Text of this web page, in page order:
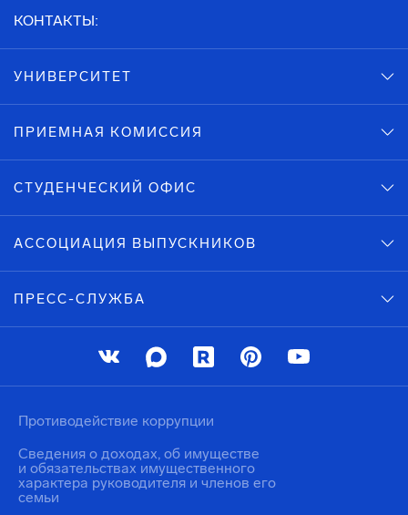
КОНТАКТЫ:
УНИВЕРСИТЕТ
ПРИЕМНАЯ КОМИССИЯ
СТУДЕНЧЕСКИЙ ОФИС
АССОЦИАЦИЯ ВЫПУСКНИКОВ
ПРЕСС-СЛУЖБА
Противодействие коррупции
Сведения о доходах, об имуществе
и обязательствах имущественного
характера руководителя и членов его
семьи